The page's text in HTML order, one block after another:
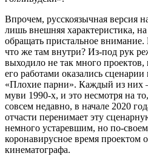
Впрочем, русскоязычная версия
лишь внешняя характеристика,
обращать пристальное внимание.
что же там внутри? Из-под рук
выходило не так много
его работами оказались
«Плохие парни». Каждый из них
муви 1990-х, и это несмотря на
совсем недавно, в начале 2020
отчасти перенимает эту
немного устаревшим, но по-
коронавирусное время проектом
кинематографа.